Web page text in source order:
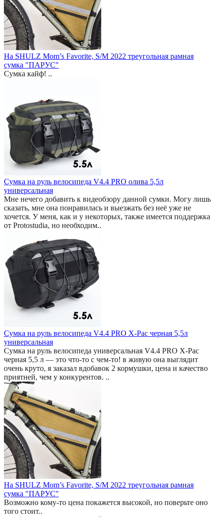
На SHULZ Mom’s Favorite, S/M 2022 треугольная рамная
сумка "ПАРУС"
Сумка кайф! ..
Сумка на руль велосипеда V4.4 PRO олива 5,5л
универсальная
Мне нечего добавить к видеобзору данной сумки. Могу лишь
сказать, мне она понравилась и выезжать без неё уже не
хочется. У меня, как и у некоторых, также имеется поддержка
от Protostudia, но необходим..
Сумка на руль велосипеда V4.4 PRO X-Pac черная 5,5л
универсальная
Сумка на руль велосипеда универсальная V4.4 PRO X-Pac
черная 5,5 л — это что-то с чем-то! в живую она выглядит
очень круто, я заказал вдобавок 2 кормушки, цена и качество
приятней, чем у конкурентов. ..
На SHULZ Mom’s Favorite, S/M 2022 треугольная рамная
сумка "ПАРУС"
Возможно кому-то цена покажется высокой, но поверьте оно
того стоит..